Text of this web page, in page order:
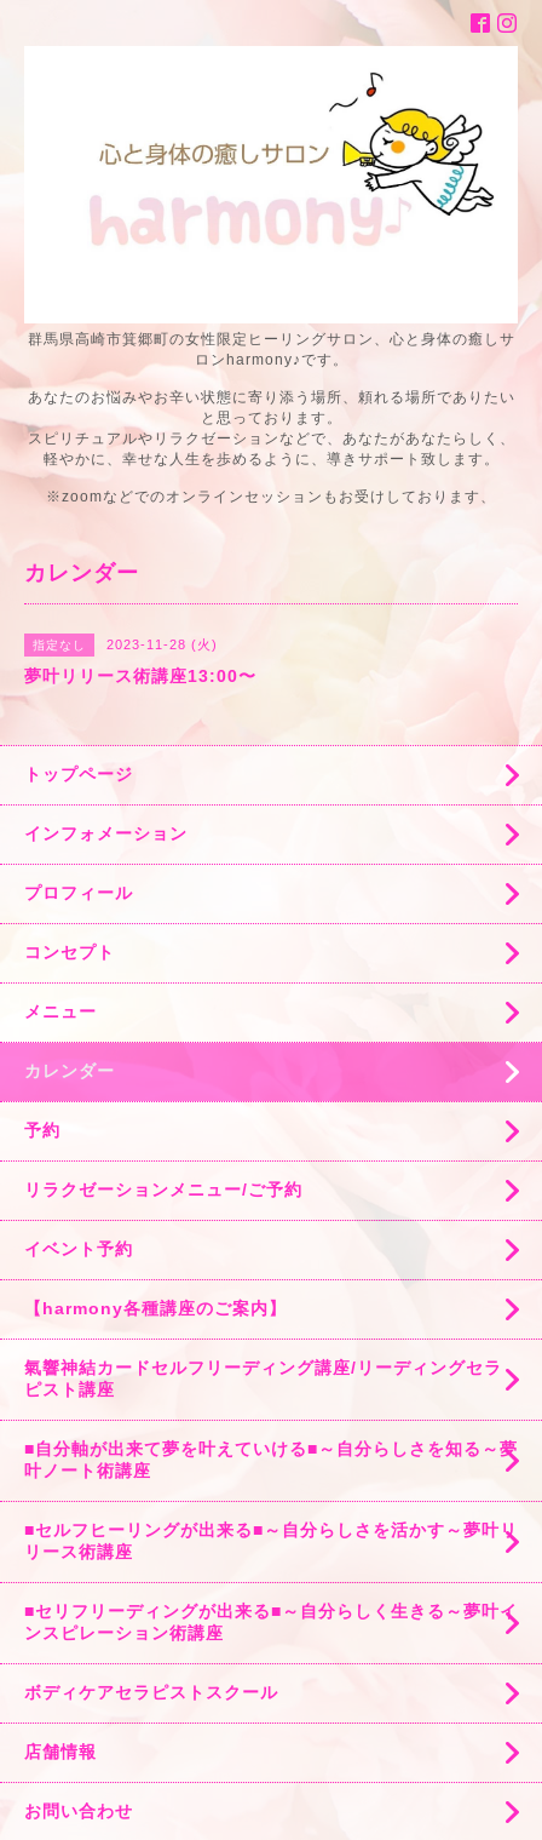
群馬県高崎市箕郷町の女性限定ヒーリングサロン、心と身体の癒しサ
ロンharmony♪です。
あなたのお悩みやお辛い状態に寄り添う場所、頼れる場所でありたい
と思っております。
スピリチュアルやリラクゼーションなどで、あなたがあなたらしく、
軽やかに、幸せな人生を歩めるように、導きサポート致します。
※zoomなどでのオンラインセッションもお受けしております、
カレンダー
指定なし 2023-11-28 (火)
夢叶リリース術講座13:00〜
トップページ
インフォメーション
プロフィール
コンセプト
メニュー
カレンダー
予約
リラクゼーションメニュー/ご予約
イベント予約
【harmony各種講座のご案内】
氣響神結カードセルフリーディング講座/リーディングセラ
ピスト講座
■自分軸が出来て夢を叶えていける■～自分らしさを知る～夢
叶ノート術講座
■セルフヒーリングが出来る■～自分らしさを活かす～夢叶リ
リース術講座
■セリフリーディングが出来る■～自分らしく生きる～夢叶イ
ンスピレーション術講座
ボディケアセラピストスクール
店舗情報
お問い合わせ